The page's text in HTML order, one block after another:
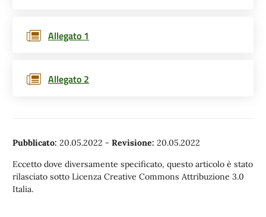
Allegato 1
Allegato 2
Pubblicato: 20.05.2022 - Revisione: 20.05.2022
Eccetto dove diversamente specificato, questo articolo è stato
rilasciato sotto Licenza Creative Commons Attribuzione 3.0
Italia.